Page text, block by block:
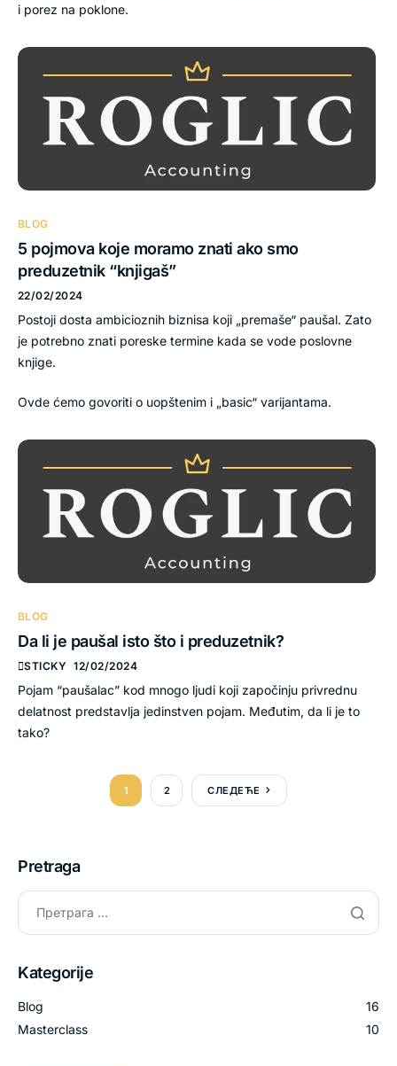
i porez na poklone.
BLOG
5 pojmova koje moramo znati ako smo
preduzetnik “knjigaš”
22/02/2024
Postoji dosta ambicioznih biznisa koji „premaše“ paušal. Zato
je potrebno znati poreske termine kada se vode poslovne
knjige.
Ovde ćemo govoriti o uopštenim i „basic“ varijantama.
BLOG
Da li je paušal isto što i preduzetnik?
STICKY 12/02/2024
Pojam “paušalac” kod mnogo ljudi koji započinju privrednu
delatnost predstavlja jedinstven pojam. Međutim, da li je to
tako?
1 2 СЛЕДЕЋЕ
Pretraga
Kategorije
Blog
16
Masterclass
10